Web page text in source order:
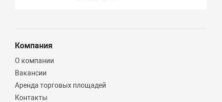
Компания
О компании
Вакансии
Аренда торговых площадей
Контакты